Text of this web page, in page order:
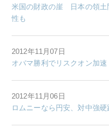
米国の財政の崖 日本の領土
性も
2012年11月07日
オバマ勝利でリスクオン加速
2012年11月06日
ロムニーなら円安、対中強硬